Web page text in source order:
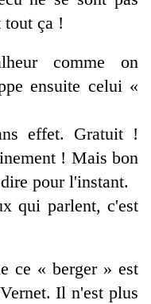
tout ça !
comme on
ensuite celui «
effet. Gratuit !
! Mais bon
pour l'instant.
qui parlent, c'est
ce « berger » est
Il n'est plus